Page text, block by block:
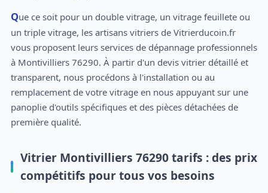
Que ce soit pour un double vitrage, un vitrage feuillete ou
un triple vitrage, les artisans vitriers de Vitrierducoin.fr
vous proposent leurs services de dépannage professionnels
à Montivilliers 76290. À partir d'un devis vitrier détaillé et
transparent, nous procédons à l'installation ou au
remplacement de votre vitrage en nous appuyant sur une
panoplie d'outils spécifiques et des pièces détachées de
première qualité.
Vitrier Montivilliers 76290 tarifs : des prix
compétitifs pour tous vos besoins